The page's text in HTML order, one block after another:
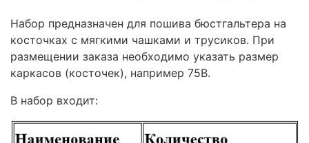
Набор предназначен для пошива бюстгальтера на
косточках с мягкими чашками и трусиков. При
размещении заказа необходимо указать размер
каркасов (косточек), например 75В.
В набор входит: